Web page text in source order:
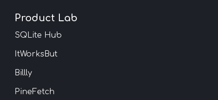
Product Lab
SQLite Hub
ItWorksBut
Billly
PineFetch